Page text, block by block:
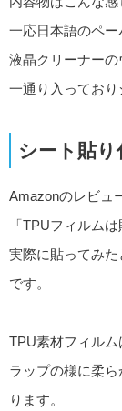
一応日本語のペー
液晶クリーナー
一通り入っており
シート貼
Amazonのレビュ
「TPUフィルム
実際に貼ってみ
です。
TPU素材フィルム
ラップの様に柔
ります。